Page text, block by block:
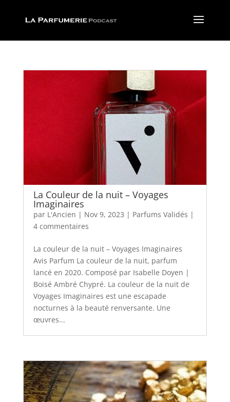
La Couleur de la nuit – Voyages
Imaginaires
par L'Ancien | Nov 9, 2023 | Parfums Validés |
4 commentaires
La couleur de la nuit – Voyages Imaginaires
Avis Parfum La couleur de la nuit, parfum
lancé en 2020. Composé par Isabelle Doyen |
Boisé Ambré Chypré. La couleur de la nuit de
Voyages Imaginaires est une escapade
nocturnes à la beauté renversante. Une
œuvres...